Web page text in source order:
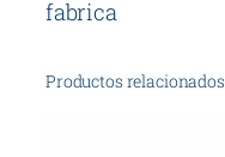
fabrica
Productos relacionados